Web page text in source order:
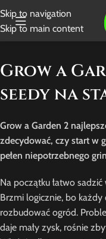
Skip to navigation
Skip to main content
Grow a
seedy na
Grow a Garden 2
zdecydować, czy start w
pełen niepotrzebnego
Na początku łatwo
Brzmi logicznie, bo
rozbudować ogród.
daje mały zysk, rośnie